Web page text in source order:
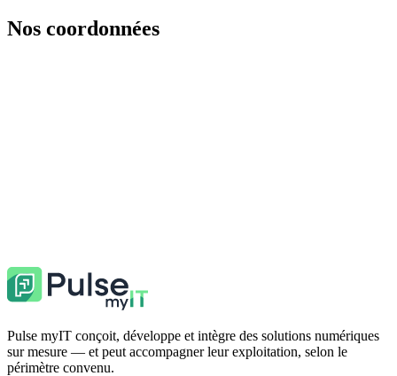
Nos coordonnées
Pulse myIT conçoit, développe et intègre des solutions numériques
sur mesure — et peut accompagner leur exploitation, selon le
périmètre convenu.